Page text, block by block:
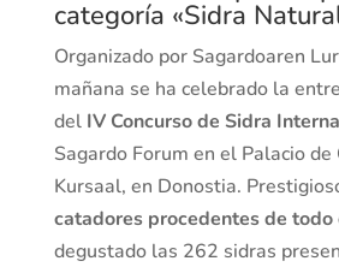
categoría «Sidra
Organizado por Sagardoaren
mañana se ha celebrado la
del IV Concurso de Sidra
Sagardo Forum en el Palacio de
Kursaal, en Donostia.
catadores procedentes de todo
degustado las 262 sidras